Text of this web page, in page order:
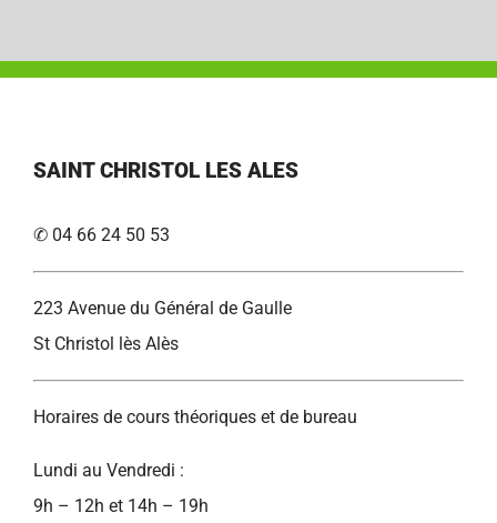
SAINT CHRISTOL LES ALES
✆ 04 66 24 50 53
223 Avenue du Général de Gaulle
St Christol lès Alès
Horaires de cours théoriques et de bureau
Lundi au Vendredi :
9h – 12h et 14h – 19h